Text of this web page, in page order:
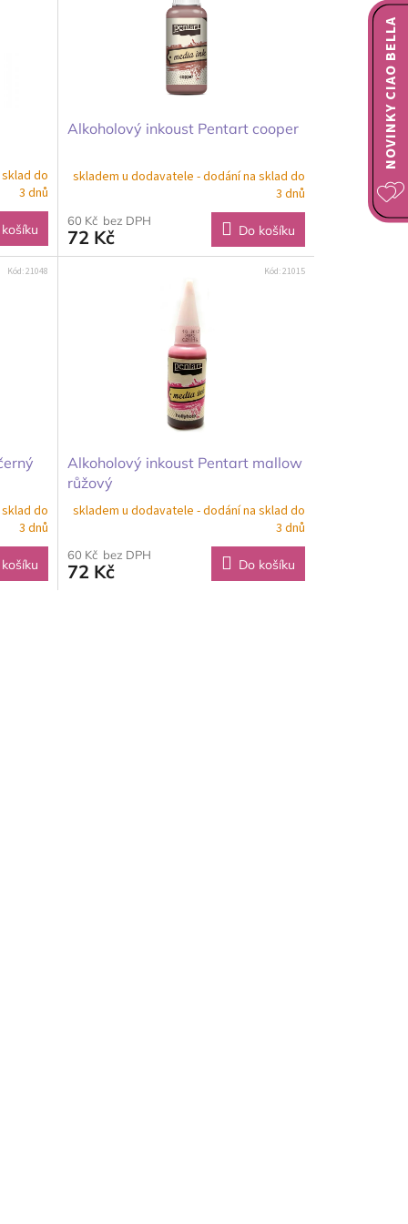
do
3 dnů
Alkoholový inkoust Pentart cooper
skladem u dodavatele - dodání na sklad do
3 dnů
60 Kč bez DPH
72 Kč Do košíku
do
3 dnů
Kód:21048
Alkoholový inkoust Pentart mallow
růžový
skladem u dodavatele - dodání na sklad do
3 dnů
60 Kč bez DPH
72 Kč Do košíku
Kód:21015
NOVINKY CIAO BELLA